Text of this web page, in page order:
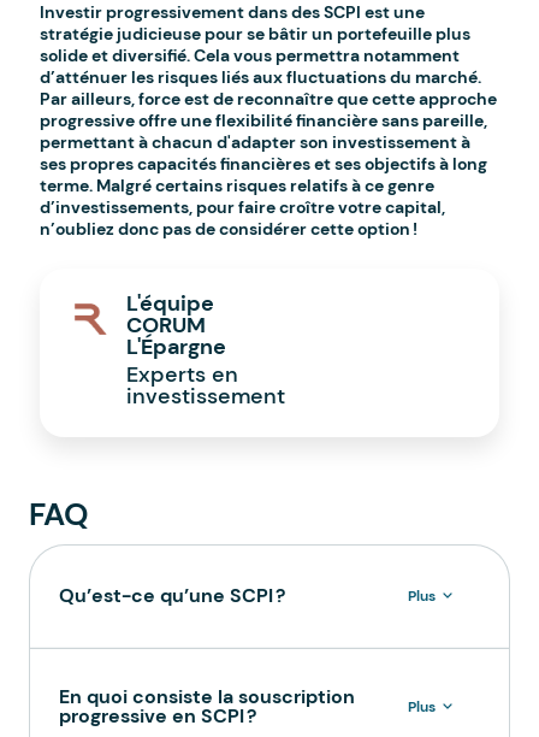
Investir progressivement dans des SCPI est une
stratégie judicieuse pour se bâtir un portefeuille plus
solide et diversifié. Cela vous permettra notamment
d’atténuer les risques liés aux fluctuations du marché.
Par ailleurs, force est de reconnaître que cette approche
progressive offre une flexibilité financière sans pareille,
permettant à chacun d'adapter son investissement à
ses propres capacités financières et ses objectifs à long
terme. Malgré certains risques relatifs à ce genre
d’investissements, pour faire croître votre capital,
n’oubliez donc pas de considérer cette option !
L'équipe
CORUM
L'Épargne
Experts en
investissement
FAQ
Qu’est-ce qu’une SCPI ? Plus
En quoi consiste la souscription
progressive en SCPI ? Plus